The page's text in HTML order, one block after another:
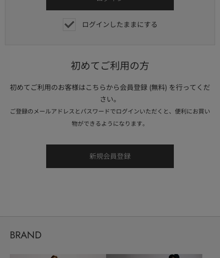
ログインしたままにする
初めてご利用の方
初めてご利用のお客様はこちらから会員登録 (無料) を行ってくだ
さい。
ご登録のメールアドレスとパスワードでログインいただくと、便利にお買い
物ができるようになります。
BRAND